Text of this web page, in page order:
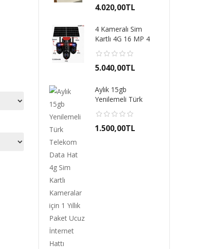
4G 4
4.020,00TL
4 Kameralı Sim
Kartlı 4G 16 MP 4
Lens Hatlı 3 PTZ ..
5.040,00TL
Aylık 15gb
Yenilemeli Türk
Telekom Data Hat
4g Sim..
1.500,00TL